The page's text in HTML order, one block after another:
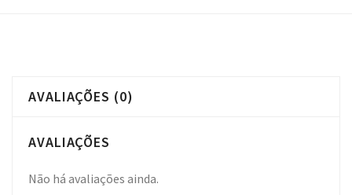
AVALIAÇÕES (0)
AVALIAÇÕES
Não há avaliações ainda.